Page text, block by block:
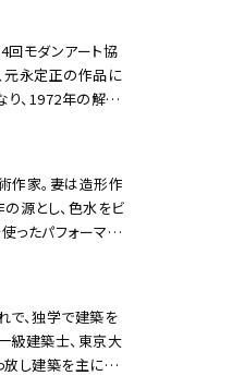
回モダンアート協
元永定正の作品に
、1972年の解散
作家。妻は造形作
源とし、色水をビ
ったパフォーマン
画のたらし込みの
レミオ・リソーネ
京画廊、Jackson
を開く。1965年に
で、独学で建築を
級建築士、東京大
放し建築を主に住